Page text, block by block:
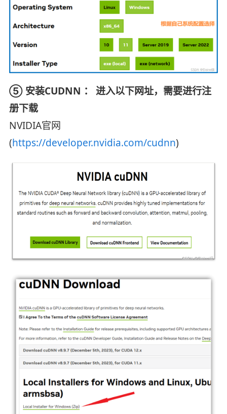
⑤ 安装CUDNN ： 进入以下网址，需要进行注
册下载
NVIDIA官网
(https://developer.nvidia.com/cudnn)